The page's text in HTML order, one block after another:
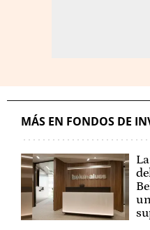
MÁS EN FONDOS DE